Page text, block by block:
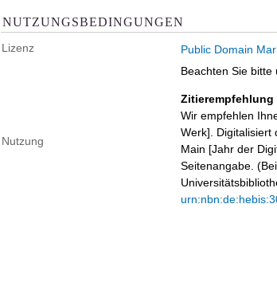
NUTZUNGSBEDINGUNGEN
Lizenz Public Domain
Nutzung
Beachten Sie bitte
Zitierempfehlung
Wir empfehlen
Werk]. Digitalisiert
Main [Jahr der
Seitenangabe.